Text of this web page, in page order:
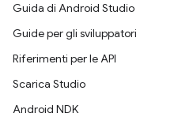
Guida di Android Studio
Guide per gli sviluppatori
Riferimenti per le API
Scarica Studio
Android NDK